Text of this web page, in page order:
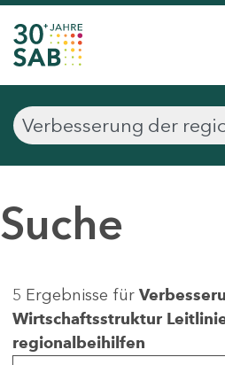
Suche
5 Ergebnisse für
Wirtschaftsstruktur
regionalbeihilfen